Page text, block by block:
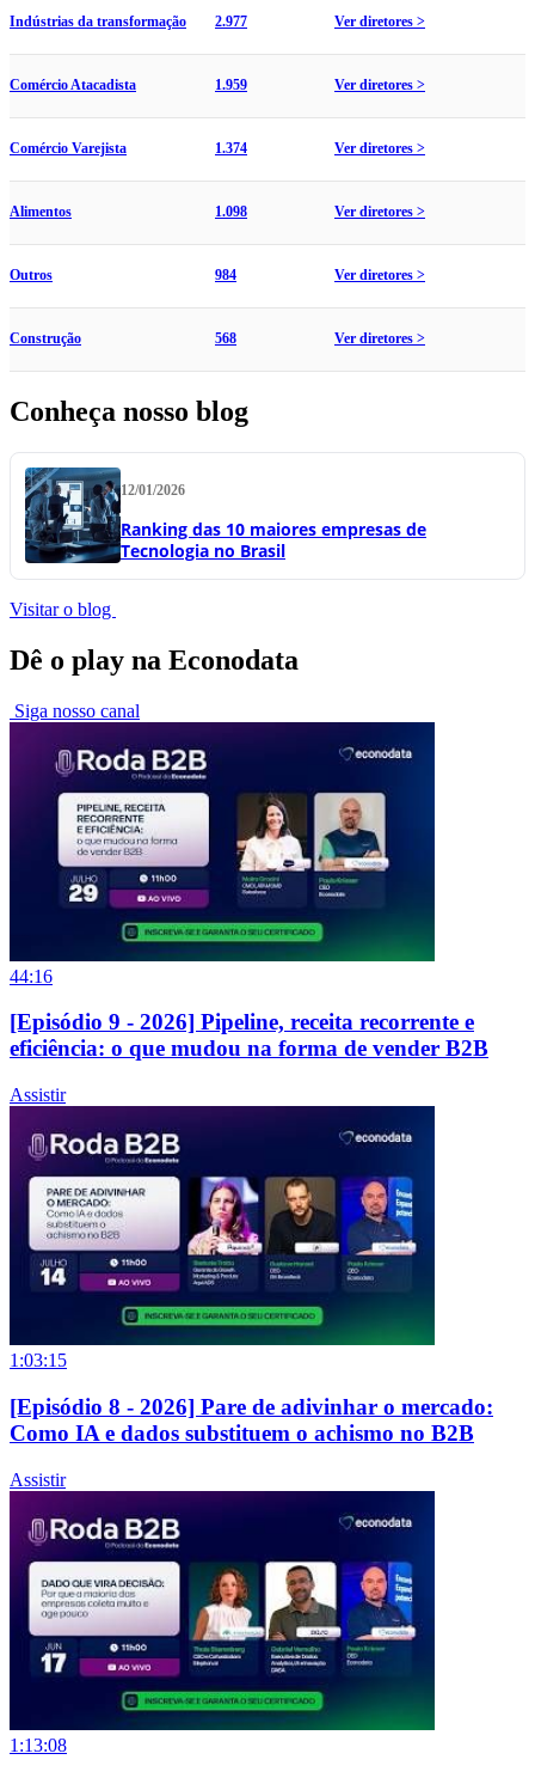
Indústrias da transformação 2.977 Ver diretores >
Comércio Atacadista 1.959 Ver diretores >
Comércio Varejista 1.374 Ver diretores >
Alimentos 1.098 Ver diretores >
Outros 984 Ver diretores >
Construção 568 Ver diretores >
Conheça nosso blog
12/01/2026
Ranking das 10 maiores empresas de
Tecnologia no Brasil
Visitar o blog
Dê o play na Econodata
Siga nosso canal
44:16
[Episódio 9 - 2026] Pipeline, receita recorrente e
eficiência: o que mudou na forma de vender B2B
Assistir
1:03:15
[Episódio 8 - 2026] Pare de adivinhar o mercado:
Como IA e dados substituem o achismo no B2B
Assistir
1:13:08